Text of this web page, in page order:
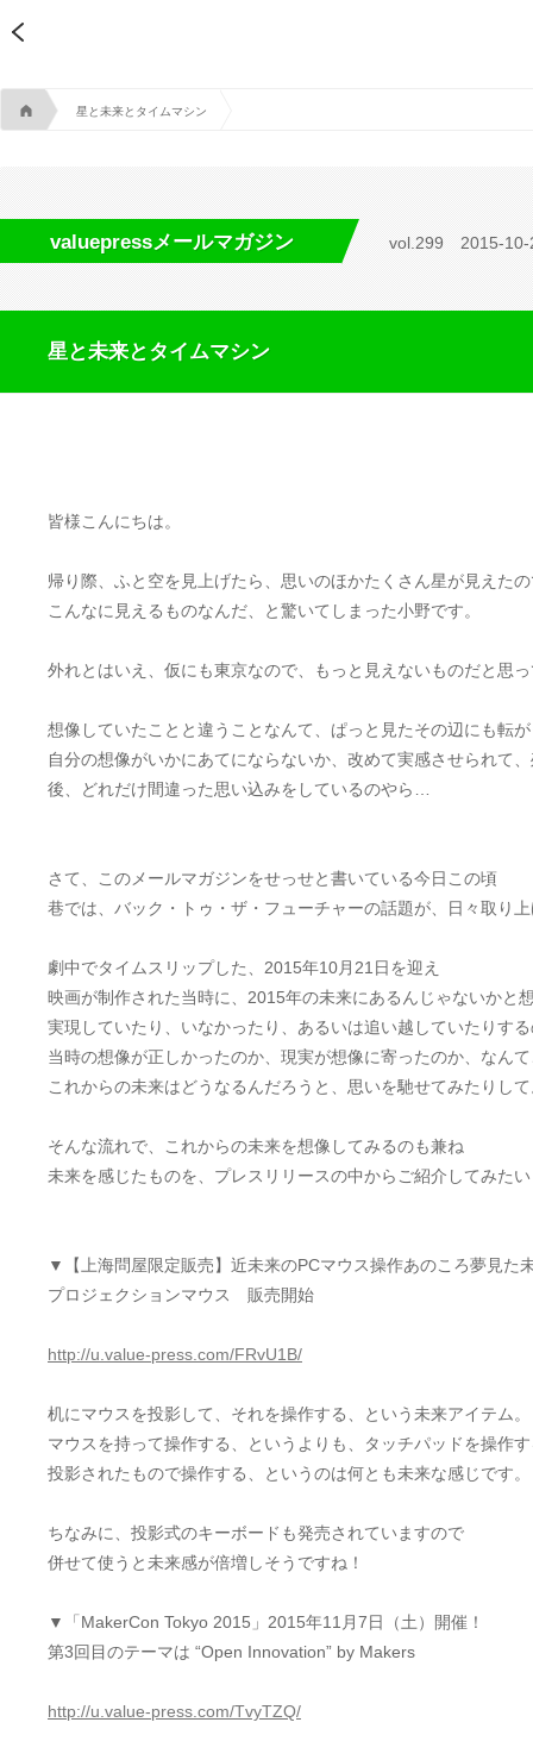
A 星と未来とタイムマシン
valuepressメールマガジン vol.299 2015-10-
星と未来とタイムマシン
皆様こんにちは。
帰り際、ふと空を見上げたら、思いのほかたくさん星が見えた
こんなに見えるものなんだ、と驚いてしまった小野です。
外れとはいえ、仮にも東京なので、もっと見えないものだと思
想像していたことと違うことなんて、ぱっと見たその辺にも転
自分の想像がいかにあてにならないか、改めて実感させられて
後、どれだけ間違った思い込みをしているのやら…
さて、このメールマガジンをせっせと書いている今日この頃
巷では、バック・トゥ・ザ・フューチャーの話題が、日々取り
劇中でタイムスリップした、2015年10月21日を迎え
映画が制作された当時に、2015年の未来にあるんじゃないかと
実現していたり、いなかったり、あるいは追い越していたりす
当時の想像が正しかったのか、現実が想像に寄ったのか、なん
これからの未来はどうなるんだろうと、思いを馳せてみたりし
そんな流れで、これからの未来を想像してみるのも兼ね
未来を感じたものを、プレスリリースの中からご紹介してみた
▼【上海問屋限定販売】近未来のPCマウス操作あのころ夢見た
プロジェクションマウス 販売開始
http://u.value-press.com/FRvU1B/
机にマウスを投影して、それを操作する、という未来アイテム。
マウスを持って操作する、というよりも、タッチパッドを操作
投影されたもので操作する、というのは何とも未来な感じです。
ちなみに、投影式のキーボードも発売されていますので
併せて使うと未来感が倍増しそうですね！
▼「MakerCon Tokyo 2015」2015年11月7日（土）開催！
第3回目のテーマは “Open Innovation” by Makers
http://u.value-press.com/TvyTZQ/